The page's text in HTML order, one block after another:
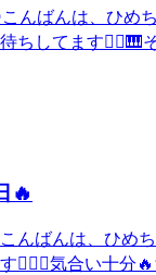
んばんは、ひめ
ちしてます💆‍♀️🎹
🔥
んばんは、ひめ
💆‍♂️✨気合い十